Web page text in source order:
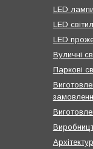
LED лампи
LED
LED
Вуличні
Паркові